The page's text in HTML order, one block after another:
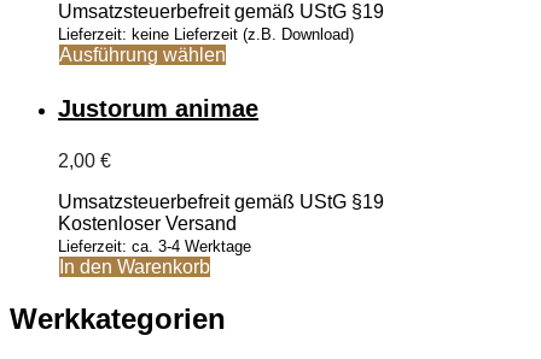
bis
3,00 €
Umsatzsteuerbefreit gemäß UStG §19
Lieferzeit: keine Lieferzeit (z.B. Download)
Ausführung wählen
mehrere
Optionen
können
auf
Justorum animae
2,00 €
Umsatzsteuerbefreit gemäß UStG §19
Kostenloser Versand
Lieferzeit: ca. 3-4 Werktage
In den Warenkorb
Werkkategorien